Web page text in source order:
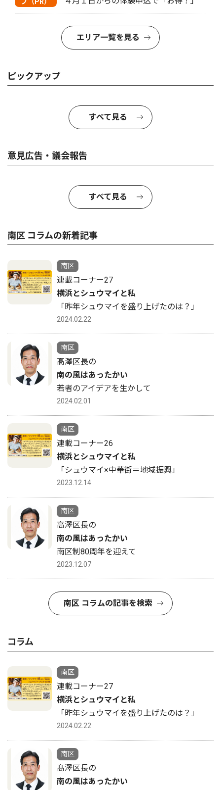
エリア一覧を見る
ピックアップ
すべて見る
意見広告・議会報告
すべて見る
南区 コラムの新着記事
南区
連載コーナー27
横浜とシュウマイと私
「昨年シュウマイを盛り上げたのは？」
2024.02.22
南区
髙澤区長の
南の風はあったかい
若者のアイデアを生かして
2024.02.01
南区
連載コーナー26
横浜とシュウマイと私
「シュウマイ×中華街＝地域振興」
2023.12.14
南区
高澤区長の
南の風はあったかい
南区制80周年を迎えて
2023.12.07
南区 コラムの記事を検索
コラム
南区
連載コーナー27
横浜とシュウマイと私
「昨年シュウマイを盛り上げたのは？」
2024.02.22
南区
髙澤区長の
南の風はあったかい